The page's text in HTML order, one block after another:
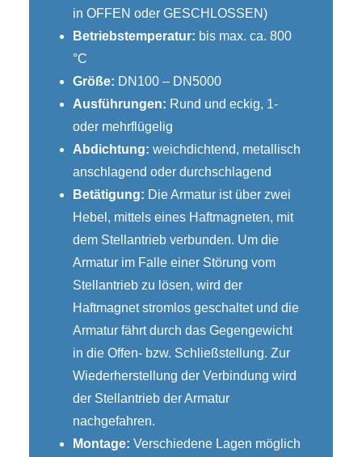
in OFFEN oder GESCHLOSSEN)
Betriebstemperatur: bis max. ca. 800
°C
Größe: DN100 – DN5000
Ausführungen: Rund und eckig, 1-
oder mehrflügelig
Abdichtung: weichdichtend, metallisch
anschlagend oder durchschlagend
Betätigung: Die Armatur ist über zwei
Hebel, mittels eines Haftmagneten, mit
dem Stellantrieb verbunden. Um die
Armatur im Falle einer Störung vom
Stellantrieb zu lösen, wird der
Haftmagnet stromlos geschaltet und die
Armatur fährt durch das Gegengewicht
in die Offen- bzw. Schließstellung. Zur
Wiederherstellung der Verbindung wird
der Stellantrieb der Armatur
nachgefahren.
Montage: Verschiedene Lagen möglich